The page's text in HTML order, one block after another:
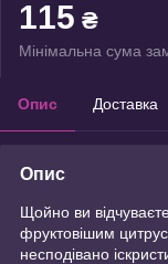
115 ₴
Мінімальна сума
Опис Доставка
Опис
Щойно ви
фруктовішим
несподівано